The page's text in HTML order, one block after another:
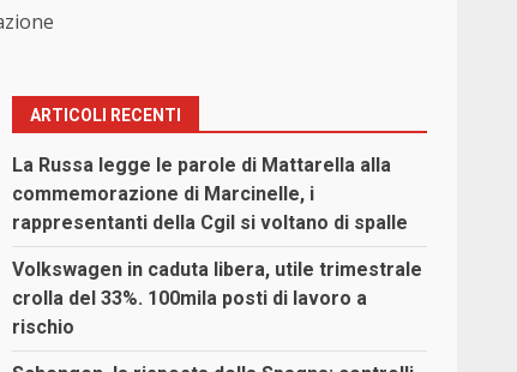
ARTICOLI RECENTI
La Russa legge le parole di Mattarella alla
commemorazione di Marcinelle, i
rappresentanti della Cgil si voltano di spalle
Volkswagen in caduta libera, utile trimestrale
crolla del 33%. 100mila posti di lavoro a
rischio